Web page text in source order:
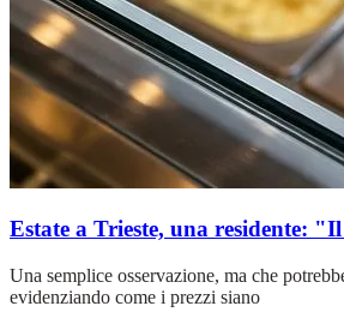
Estate a Trieste, una residente:
Una semplice osservazione, ma che
evidenziando come i prezzi siano